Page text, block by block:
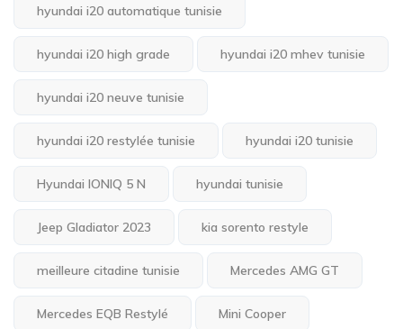
hyundai i20 automatique tunisie
hyundai i20 high grade hyundai i20 mhev tunisie
hyundai i20 neuve tunisie
hyundai i20 restylée tunisie hyundai i20 tunisie
Hyundai IONIQ 5 N hyundai tunisie
Jeep Gladiator 2023 kia sorento restyle
meilleure citadine tunisie Mercedes AMG GT
Mercedes EQB Restylé Mini Cooper